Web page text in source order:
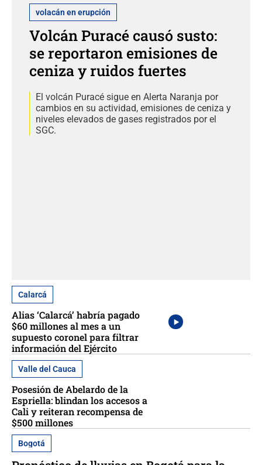
volacán en erupción
Volcán Puracé causó susto:
se reportaron emisiones de
ceniza y ruidos fuertes
El volcán Puracé sigue en Alerta Naranja por
cambios en su actividad, emisiones de ceniza y
niveles elevados de gases registrados por el
SGC.
Calarcá
Alias ‘Calarcá’ habría pagado
$60 millones al mes a un
supuesto coronel para filtrar
información del Ejército
Valle del Cauca
Posesión de Abelardo de la
Espriella: blindan los accesos a
Cali y reiteran recompensa de
$500 millones
Bogotá